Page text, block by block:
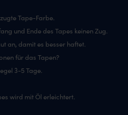
Tape-Farbe.
und Ende des Tapes keinen Zug.
an, damit es besser haftet.
für das Tapen?
3-5 Tage.
wird mit Öl erleichtert.